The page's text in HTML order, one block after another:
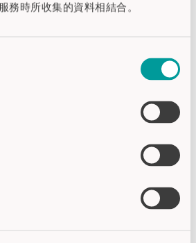
務時所收集的資料相結合。